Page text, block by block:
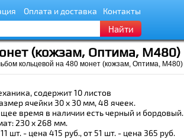
Оплата и доставка Контакты
Найти
(кожзам, Оптима, М480)
кольцевой на 480 монет (кожзам, Оптима, М480)
содержит 10 листов
ячейки 30 х 30 мм, 48 ячеек.
время в наличии есть черный и бордовый.
230 x 268 мм.
шт. - цена 415 руб., от 51 шт. - цена 365 руб.